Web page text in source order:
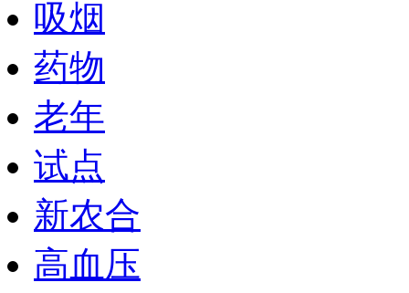
吸烟
药物
老年
试点
新农合
高血压